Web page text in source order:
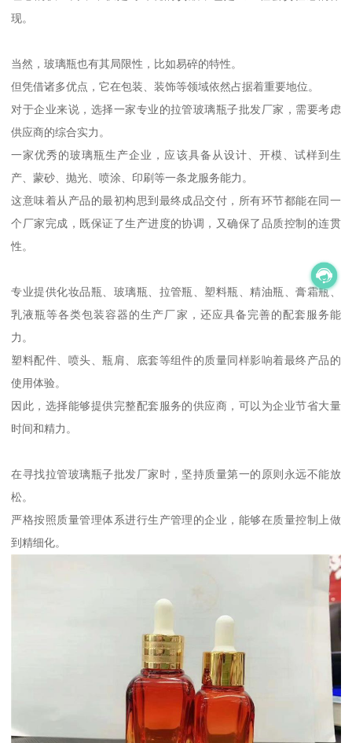
现。
当然，玻璃瓶也有其局限性，比如易碎的特性。
但凭借诸多优点，它在包装、装饰等领域依然占据着重要地位。
对于企业来说，选择一家专业的拉管玻璃瓶子批发厂家，需要考虑
供应商的综合实力。
一家优秀的玻璃瓶生产企业，应该具备从设计、开模、试样到生
产、蒙砂、抛光、喷涂、印刷等一条龙服务能力。
这意味着从产品的最初构思到最终成品交付，所有环节都能在同一
个厂家完成，既保证了生产进度的协调，又确保了品质控制的连贯
性。
专业提供化妆品瓶、玻璃瓶、拉管瓶、塑料瓶、精油瓶、膏霜瓶、
乳液瓶等各类包装容器的生产厂家，还应具备完善的配套服务能
力。
塑料配件、喷头、瓶肩、底套等组件的质量同样影响着最终产品的
使用体验。
因此，选择能够提供完整配套服务的供应商，可以为企业节省大量
时间和精力。
在寻找拉管玻璃瓶子批发厂家时，坚持质量第一的原则永远不能放
松。
严格按照质量管理体系进行生产管理的企业，能够在质量控制上做
到精细化。